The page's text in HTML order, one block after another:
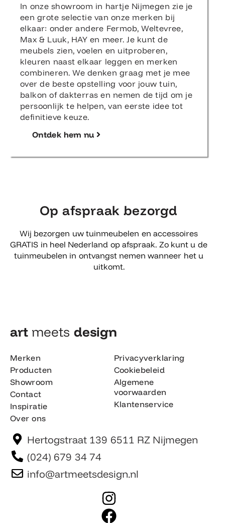
In onze showroom in hartje Nijmegen zie je
een grote selectie van onze merken bij
elkaar: onder andere Fermob, Weltevree,
Max & Luuk, HAY en meer. Je kunt de
meubels zien, voelen en uitproberen,
kleuren naast elkaar leggen en merken
combineren. We denken graag met je mee
over de beste opstelling voor jouw tuin,
balkon of dakterras en nemen de tijd om je
persoonlijk te helpen, van eerste idee tot
definitieve keuze.
Ontdek hem nu
Op afspraak bezorgd
Wij bezorgen uw tuinmeubelen en accessoires
GRATIS in heel Nederland op afspraak. Zo kunt u de
tuinmeubelen in ontvangst nemen wanneer het u
uitkomt.
art meets design​
Merken
Producten
Showroom
Contact
Inspiratie
Over ons
Privacyverklaring
Cookiebeleid
Algemene
voorwaarden
Klantenservice
Hertogstraat 139 6511 RZ Nijmegen
(024) 679 34 74
info@artmeetsdesign.nl
I
n
F